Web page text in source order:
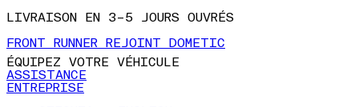
FRONT RUNNER REJOINT DOMETIC
ÉQUIPEZ VOTRE VÉHICULE
ASSISTANCE
ENTREPRISE